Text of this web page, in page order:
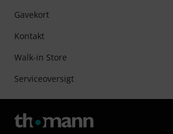
Gavekort
Kontakt
Walk-in Store
Serviceoversigt